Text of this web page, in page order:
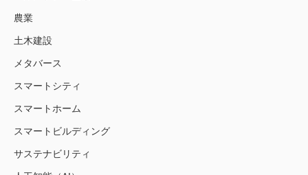
農業
土木建設
メタバース
スマートシティ
スマートホーム
スマートビルディング
サステナビリティ